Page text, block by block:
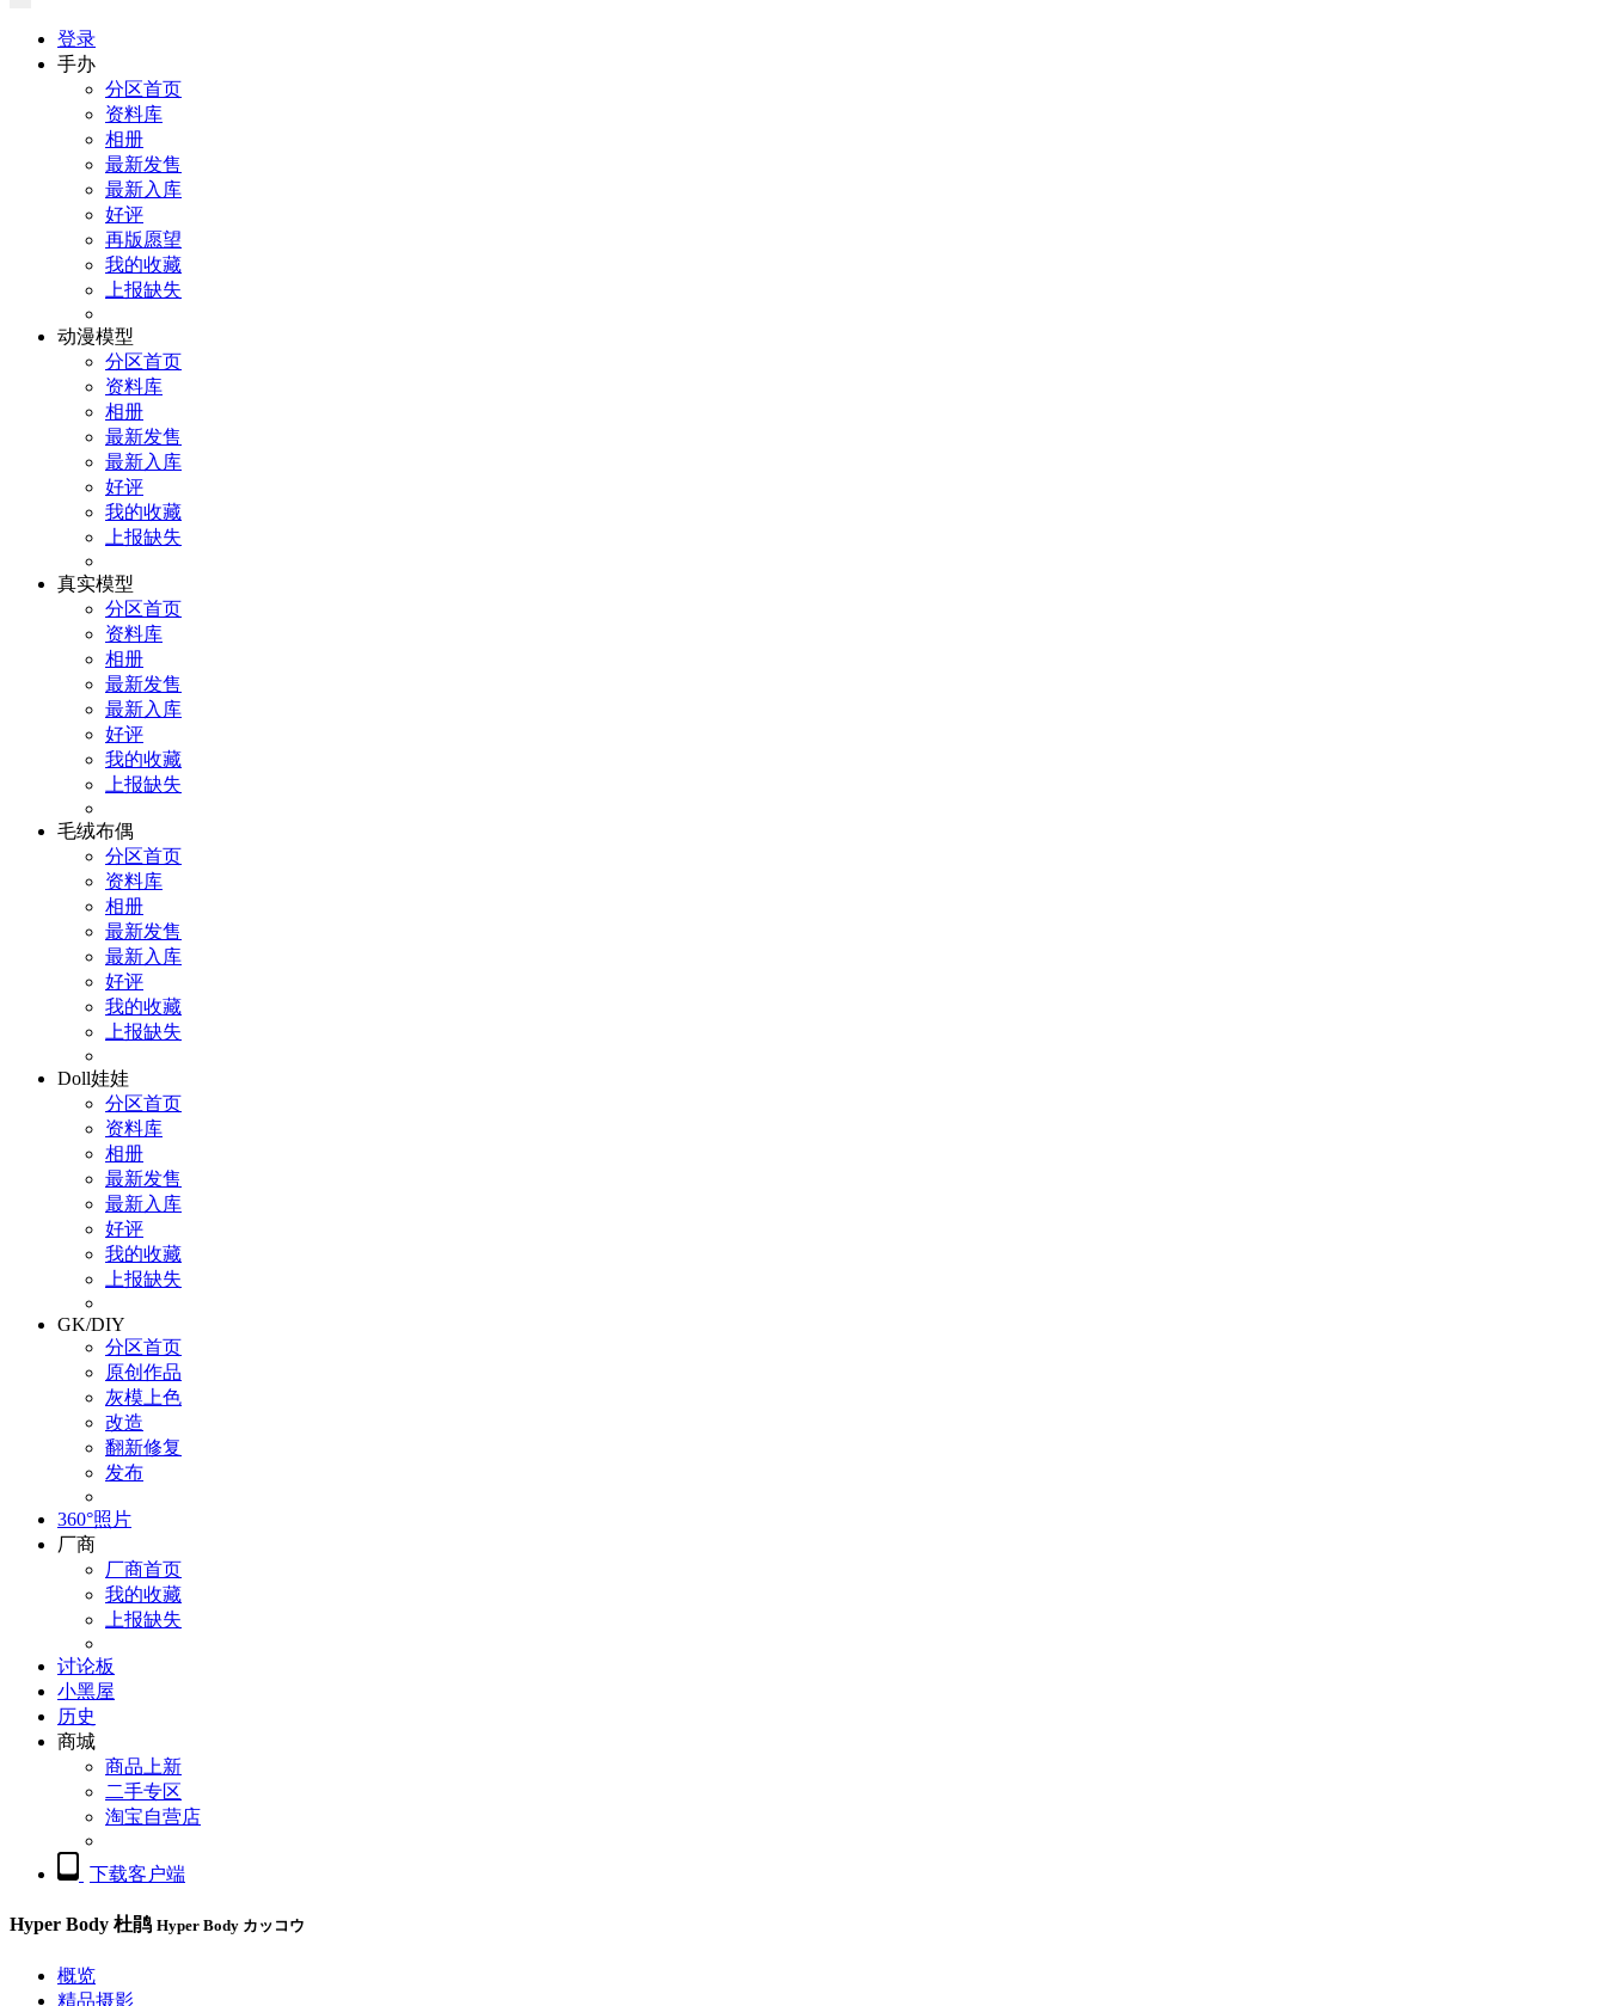
登录
手办
分区首页
资料库
相册
最新发售
最新入库
好评
再版愿望
我的收藏
上报缺失
动漫模型
分区首页
资料库
相册
最新发售
最新入库
好评
我的收藏
上报缺失
真实模型
分区首页
资料库
相册
最新发售
最新入库
好评
我的收藏
上报缺失
毛绒布偶
分区首页
资料库
相册
最新发售
最新入库
好评
我的收藏
上报缺失
Doll娃娃
分区首页
资料库
相册
最新发售
最新入库
好评
我的收藏
上报缺失
GK/DIY
分区首页
原创作品
灰模上色
改造
翻新修复
发布
360°照片
厂商
厂商首页
我的收藏
上报缺失
讨论板
小黑屋
历史
商城
商品上新
二手专区
淘宝自营店
下载客户端
Hyper Body 杜鹃 Hyper Body カッコウ
概览
精品摄影